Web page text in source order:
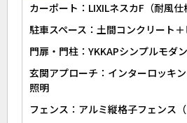
カーポート：LIXILネスカF（耐風仕
駐車スペース：土間コンクリート
門扉・門柱：YKKAPシンプルモダ
玄関アプローチ：インターロッキ
照明
フェンス：アルミ縦格子フェンス